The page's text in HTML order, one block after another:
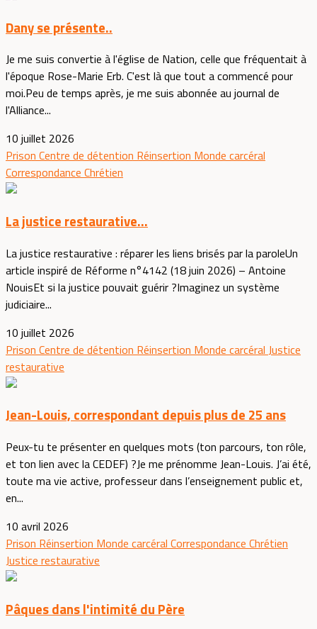
Dany se présente..
Je me suis convertie à l'église de Nation, celle que fréquentait à
l'époque Rose-Marie Erb. C'est là que tout a commencé pour
moi.Peu de temps après, je me suis abonnée au journal de
l'Alliance...
10 juillet 2026
Prison Centre de détention Réinsertion Monde carcéral
Correspondance Chrétien
La justice restaurative...
La justice restaurative : réparer les liens brisés par la paroleUn
article inspiré de Réforme n°4142 (18 juin 2026) – Antoine
NouisEt si la justice pouvait guérir ?Imaginez un système
judiciaire...
10 juillet 2026
Prison Centre de détention Réinsertion Monde carcéral Justice
restaurative
Jean-Louis, correspondant depuis plus de 25 ans
Peux-tu te présenter en quelques mots (ton parcours, ton rôle,
et ton lien avec la CEDEF) ?Je me prénomme Jean-Louis. J’ai été,
toute ma vie active, professeur dans l’enseignement public et,
en...
10 avril 2026
Prison Réinsertion Monde carcéral Correspondance Chrétien
Justice restaurative
Pâques dans l'intimité du Père